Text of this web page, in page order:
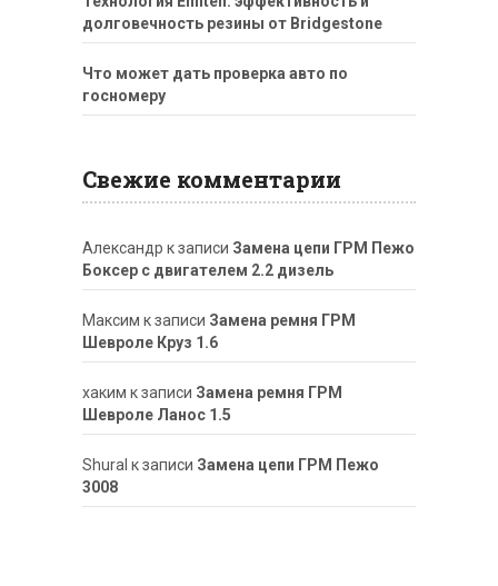
долговечность резины от Bridgestone
Что может дать проверка авто по
госномеру
Свежие комментарии
Александр к записи Замена цепи ГРМ Пежо
Боксер с двигателем 2.2 дизель
Максим к записи Замена ремня ГРМ
Шевроле Круз 1.6
хаким к записи Замена ремня ГРМ
Шевроле Ланос 1.5
ShuraI к записи Замена цепи ГРМ Пежо
3008